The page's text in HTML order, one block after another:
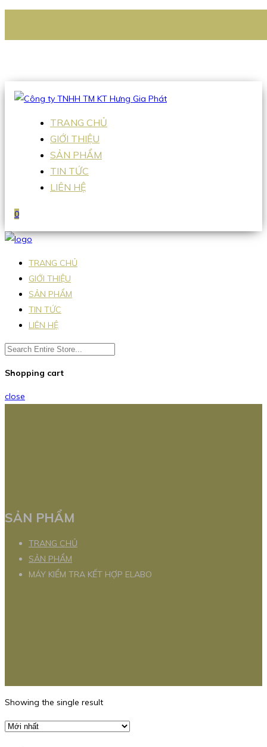
Hotline:0938 336 079
TRANG CHỦ
GIỚI THIỆU
SẢN PHẨM
TIN TỨC
LIÊN HỆ
0
TRANG CHỦ
GIỚI THIỆU
SẢN PHẨM
TIN TỨC
LIÊN HỆ
Shopping cart
close
SẢN PHẨM
TRANG CHỦ
SẢN PHẨM
MÁY KIỂM TRA KẾT HỢP ELABO
Showing the single result